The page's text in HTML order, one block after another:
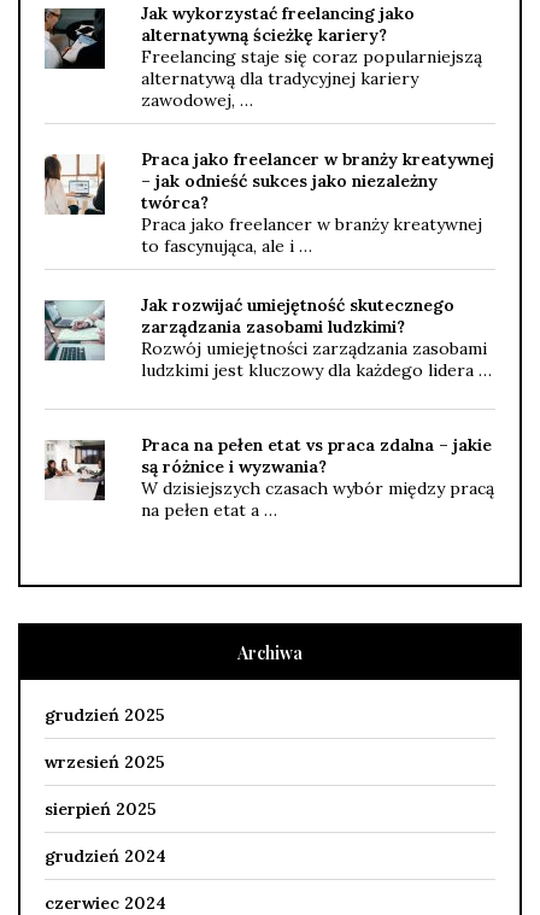
Jak wykorzystać freelancing jako
alternatywną ścieżkę kariery?
Freelancing staje się coraz popularniejszą
alternatywą dla tradycyjnej kariery
zawodowej, …
Praca jako freelancer w branży kreatywnej
– jak odnieść sukces jako niezależny
twórca?
Praca jako freelancer w branży kreatywnej
to fascynująca, ale i …
Jak rozwijać umiejętność skutecznego
zarządzania zasobami ludzkimi?
Rozwój umiejętności zarządzania zasobami
ludzkimi jest kluczowy dla każdego lidera …
Praca na pełen etat vs praca zdalna – jakie
są różnice i wyzwania?
W dzisiejszych czasach wybór między pracą
na pełen etat a …
Archiwa
grudzień 2025
wrzesień 2025
sierpień 2025
grudzień 2024
czerwiec 2024